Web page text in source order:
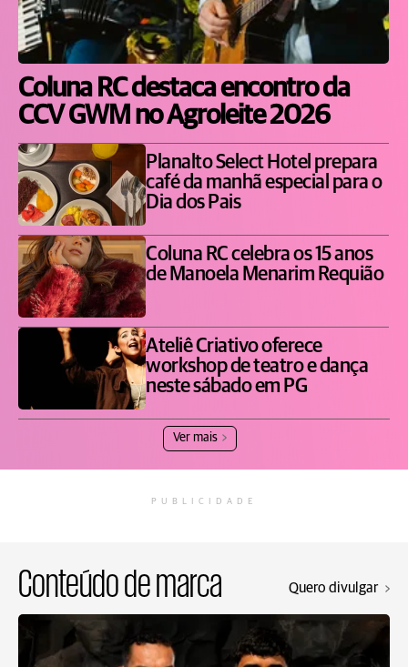
Coluna RC destaca encontro da
CCV GWM no Agroleite 2026
Planalto Select Hotel prepara
café da manhã especial para o
Dia dos Pais
Coluna RC celebra os 15 anos
de Manoela Menarim Requião
Ateliê Criativo oferece
workshop de teatro e dança
neste sábado em PG
Ver mais
PUBLICIDADE
Conteúdo de marca Quero divulgar